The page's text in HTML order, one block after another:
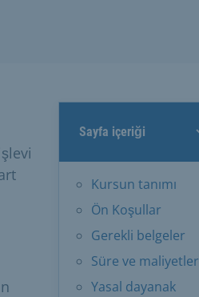
Sayfa içeriği
Kursun tanımı
Ön Koşullar
Gerekli belgeler
Süre ve maliyetler
Yasal dayanak